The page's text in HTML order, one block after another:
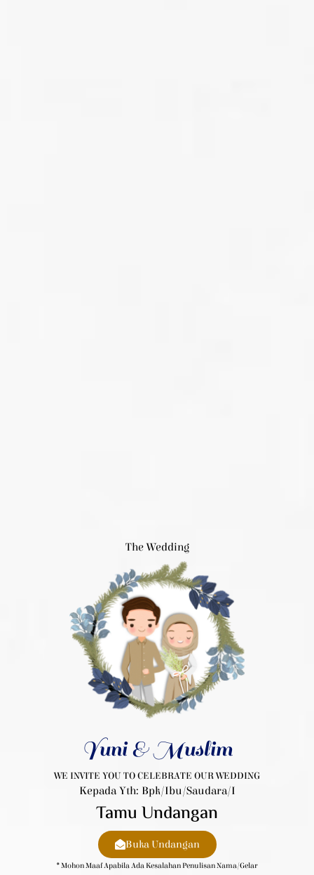
The Wedding
Yuni & Muslim
WE INVITE YOU TO CELEBRATE OUR WEDDING
Kepada Yth: Bpk/Ibu/Saudara/i
Tamu Undangan
Buka Undangan
* Mohon Maaf Apabila Ada Kesalahan Penulisan Nama/gelar